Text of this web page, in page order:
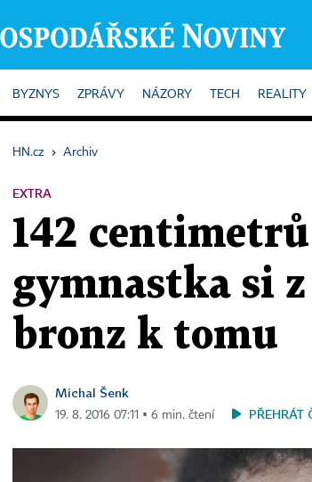
HOME
BYZNYS ZPRÁVY NÁZORY TECH REALITY
HN.cz › Archiv
EXTRA
142
gymnastka si
bronz k tomu
Michal Šenk
19. 8. 2016 07:11 ▪ 6 min. čtení PŘEHRÁT